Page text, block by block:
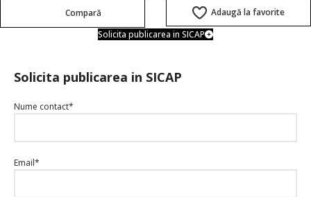
Compară
Adaugă la favorite
Solicita publicarea in SICAP
Solicita publicarea in SICAP
Nume contact*
Email*